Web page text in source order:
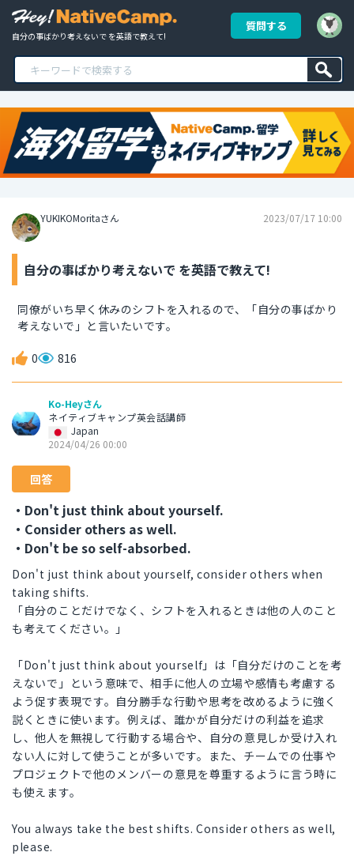
自分の事ばかり考えないで を英語で教えて!
質問する
YUKIKOMoritaさん 2023/07/17 10:00
自分の事ばかり考えないで を英語で教えて!
同僚がいち早く休みのシフトを入れるので、「自分の事ばかり
考えないで」と言いたいです。
0 816
Ko-Heyさん
ネイティブキャンプ英会話講師
Japan
2024/04/26 00:00
回答
・Don't just think about yourself.
・Consider others as well.
・Don't be so self-absorbed.
Don't just think about yourself, consider others when
taking shifts.
「自分のことだけでなく、シフトを入れるときは他の人のこと
も考えてください。」
「Don't just think about yourself」は「自分だけのことを考
えないで」という意味で、相手に他人の立場や感情も考慮する
よう促す表現です。自分勝手な行動や思考を改めるように強く
説くときに使います。例えば、誰かが自分だけの利益を追求
し、他人を無視して行動する場合や、自分の意見しか受け入れ
ない人に対して使うことが多いです。また、チームでの仕事や
プロジェクトで他のメンバーの意見を尊重するように言う時に
も使えます。
You always take the best shifts. Consider others as well,
please.